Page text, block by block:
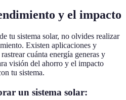
y el impacto
tu sistema solar, no olvides realizar
Existen aplicaciones y
cuánta energía generas y
visión del ahorro y el impacto
tu sistema.
un sistema solar: